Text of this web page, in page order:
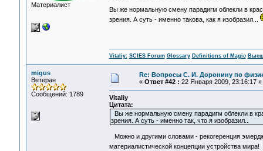
Материалист
Вы же нормальную смену парадигм облекли в
зрения. А суть - именно такова, как я изобразил...
Vitaliy: SCIES Forum Glossary Definitions of Magic
migus
Ветеран
Сообщений: 1789
Re: Вопросы С. И. Доронину по
« Ответ #42 : 22 Января 2009, 23:16:17 »
Vitaliy
Цитата:
Вы же нормальную смену парадигм облекли в
зрения. А суть - именно так, что я изобразил..
Можно и другими словами - рекогеренция
материалистической концепции устройства мира!